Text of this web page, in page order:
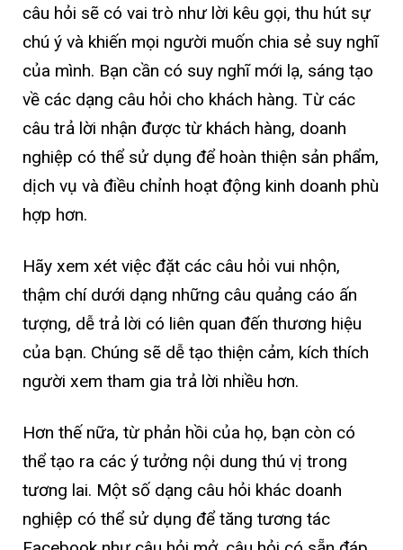
câu hỏi sẽ có vai trò như lời kêu gọi, thu hút sự
chú ý và khiến mọi người muốn chia sẻ suy nghĩ
của mình. Bạn cần có suy nghĩ mới lạ, sáng tạo
về các dạng câu hỏi cho khách hàng. Từ các
câu trả lời nhận được từ khách hàng, doanh
nghiệp có thể sử dụng để hoàn thiện sản phẩm,
dịch vụ và điều chỉnh hoạt động kinh doanh phù
hợp hơn.
Hãy xem xét việc đặt các câu hỏi vui nhộn,
thậm chí dưới dạng những câu quảng cáo ấn
tượng, dễ trả lời có liên quan đến thương hiệu
của bạn. Chúng sẽ dễ tạo thiện cảm, kích thích
người xem tham gia trả lời nhiều hơn.
Hơn thế nữa, từ phản hồi của họ, bạn còn có
thể tạo ra các ý tưởng nội dung thú vị trong
tương lai. Một số dạng câu hỏi khác doanh
nghiệp có thể sử dụng để tăng tương tác